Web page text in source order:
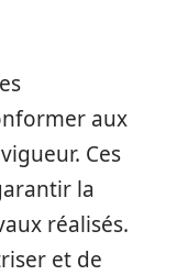
aux
Ces
la
réalisés.
et de